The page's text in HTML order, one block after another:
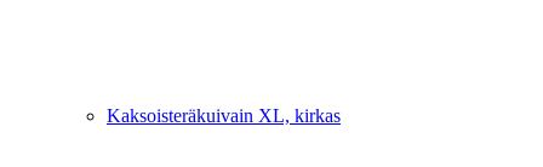
Kaksoisteräkuivain XL, kirkas